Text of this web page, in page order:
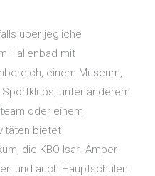
über jegliche
Hallenbad mit
einem Museum,
unter anderem
oder einem
bietet
die KBO-Isar- Amper-
und auch Hauptschulen